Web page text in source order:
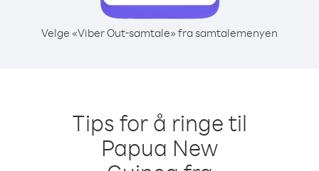
Velge «Viber Out-samtale» fra samtalemenyen
Tips for å ringe til
Papua New